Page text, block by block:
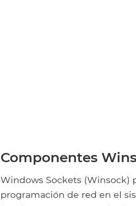
Componentes
Windows Sockets (Winsock)
programación de red en el